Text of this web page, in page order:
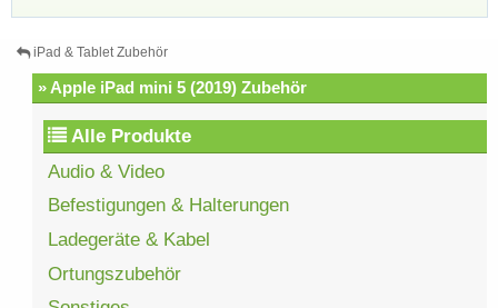
iPad & Tablet Zubehör
» Apple iPad mini 5 (2019) Zubehör
Alle Produkte
Audio & Video
Befestigungen & Halterungen
Ladegeräte & Kabel
Ortungszubehör